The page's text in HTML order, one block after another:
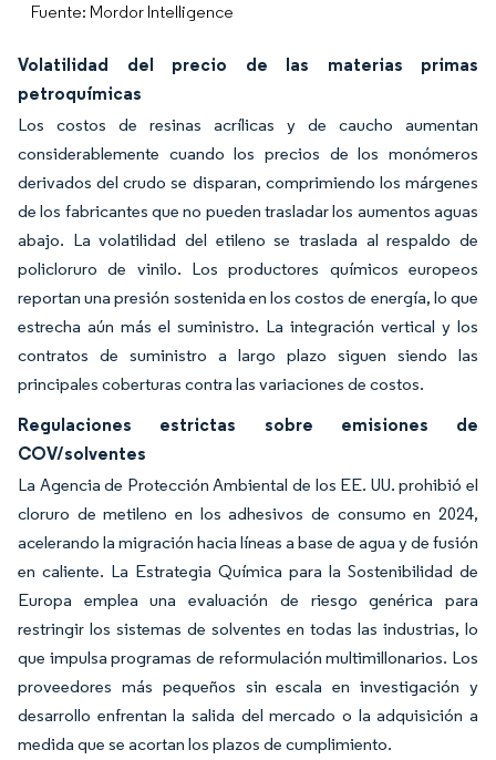
Fuente: Mordor Intelligence
Volatilidad del precio de las materias primas
petroquímicas
Los costos de resinas acrílicas y de caucho aumentan
considerablemente cuando los precios de los monómeros
derivados del crudo se disparan, comprimiendo los márgenes
de los fabricantes que no pueden trasladar los aumentos aguas
abajo. La volatilidad del etileno se traslada al respaldo de
policloruro de vinilo. Los productores químicos europeos
reportan una presión sostenida en los costos de energía, lo que
estrecha aún más el suministro. La integración vertical y los
contratos de suministro a largo plazo siguen siendo las
principales coberturas contra las variaciones de costos.
Regulaciones estrictas sobre emisiones de
COV/solventes
La Agencia de Protección Ambiental de los EE. UU. prohibió el
cloruro de metileno en los adhesivos de consumo en 2024,
acelerando la migración hacia líneas a base de agua y de fusión
en caliente. La Estrategia Química para la Sostenibilidad de
Europa emplea una evaluación de riesgo genérica para
restringir los sistemas de solventes en todas las industrias, lo
que impulsa programas de reformulación multimillonarios. Los
proveedores más pequeños sin escala en investigación y
desarrollo enfrentan la salida del mercado o la adquisición a
medida que se acortan los plazos de cumplimiento.